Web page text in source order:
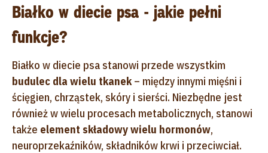
Białko w diecie psa - jakie pełni
funkcje?
Białko w diecie psa stanowi przede wszystkim
budulec dla wielu tkanek– między innymi mięśni i
ścięgien, chrząstek, skóry i sierści. Niezbędne jest
również w wielu procesach metabolicznych, stanowi
także element składowy wielu hormonów,
neuroprzekaźników, składników krwi i przeciwciał.